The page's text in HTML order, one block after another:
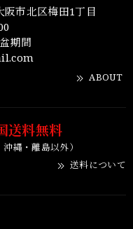
阪市北区梅田1丁目
期間
ABOUT
送料無料
縄・離島以外）
送料について